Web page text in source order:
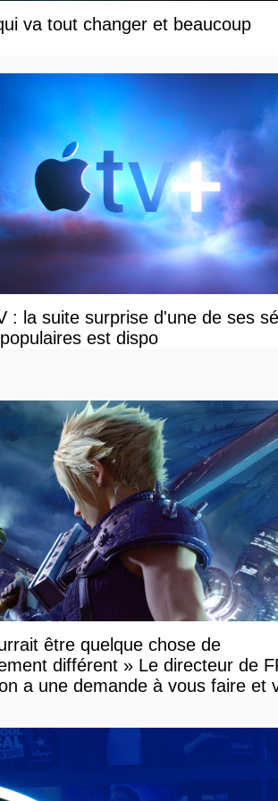
va tout changer et beaucoup
: la suite surprise d'une de ses
est dispo
être quelque chose de
différent » Le directeur de
a une demande à vous faire et